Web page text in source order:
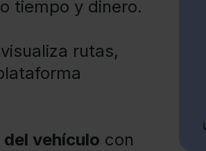
tiempo y dinero.
rutas,
vehículo con